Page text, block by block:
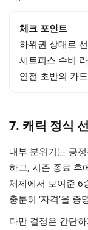
체크 포인트
하위권 상대로
세트피스 수비
연전 초반의 카
7. 캐릭 정식
내부 분위기는 긍
하고, 시즌 종료 후
체제에서 보여준 6
충분히 ‘자격’을 증
다만 결정은 간단